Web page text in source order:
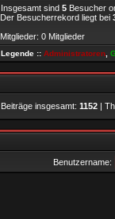
Insgesamt sind 5 Besucher
Der Besucherrekord liegt bei
Mitglieder: 0 Mitglieder
Legende :: Administratoren
Beiträge insgesamt: 1152 |
Benutzername: